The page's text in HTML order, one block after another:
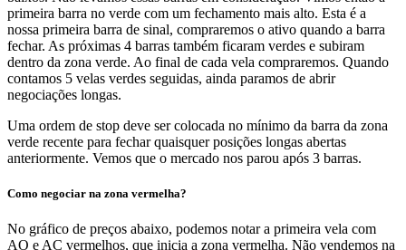
primeira barra no verde com um fechamento mais alto. Esta é a
nossa primeira barra de sinal, compraremos o ativo quando a barra
fechar. As próximas 4 barras também ficaram verdes e subiram
dentro da zona verde. Ao final de cada vela compraremos. Quando
contamos 5 velas verdes seguidas, ainda paramos de abrir
negociações longas.
Uma ordem de stop deve ser colocada no mínimo da barra da zona
verde recente para fechar quaisquer posições longas abertas
anteriormente. Vemos que o mercado nos parou após 3 barras.
Como negociar na zona vermelha?
No gráfico de preços abaixo, podemos notar a primeira vela com
AO e AC vermelhos, que inicia a zona vermelha. Não vendemos na